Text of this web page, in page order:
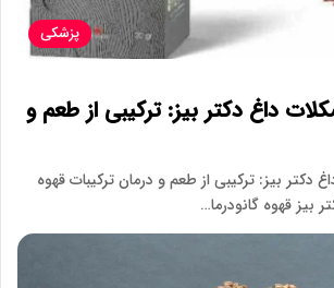
پزشکی
داغ دکتر بیز: ترکیبی از طعم و
دکتر بیز: ترکیبی از طعم و درمان ترکیبات قهوه
بیز قهوه گانودرما…